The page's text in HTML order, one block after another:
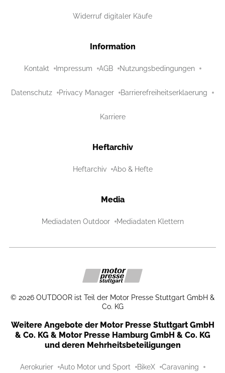
Widerruf digitaler Käufe
Information
Kontakt Impressum AGB Nutzungsbedingungen
Datenschutz Privacy Manager Barrierefreiheitserklaerung
Karriere
Heftarchiv
Heftarchiv Abo & Hefte
Media
Mediadaten Outdoor Mediadaten Klettern
© 2026 OUTDOOR ist Teil der Motor Presse Stuttgart GmbH &
Co. KG
Weitere Angebote der Motor Presse Stuttgart GmbH
& Co. KG & Motor Presse Hamburg GmbH & Co. KG
und deren Mehrheitsbeteiligungen
Aerokurier Auto Motor und Sport BikeX Caravaning